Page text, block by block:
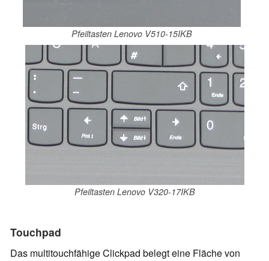
Pfeiltasten Lenovo V510-15IKB
Pfeiltasten Lenovo V320-17IKB
Touchpad
Das multitouchfähige Clickpad belegt eine Fläche von